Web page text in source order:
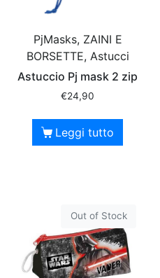
PjMasks, ZAINI E
BORSETTE, Astucci
Astuccio Pj mask 2 zip
€24,90
Leggi tutto
Out of Stock